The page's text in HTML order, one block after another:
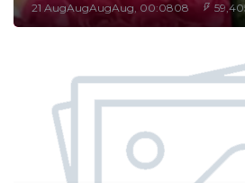
21 AugAugAugAug, 00:0808